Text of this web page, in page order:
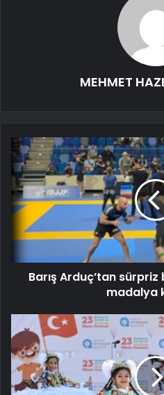
MEHMET
Barış Arduç’tan sürpriz
madalya